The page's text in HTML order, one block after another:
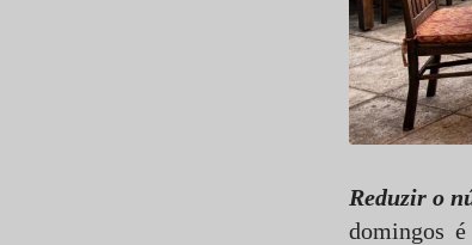
Reduzir o
domingos